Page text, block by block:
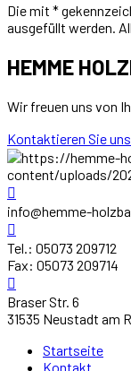
Die mit *
ausgefüllt werden.
HEMME
Wir freuen uns von
Kontaktieren Sie uns
info@hemme-
Tel.: 05073 209712
Fax: 05073 209714
Braser Str. 6
31535 Neustadt am
Startseite
Kontakt